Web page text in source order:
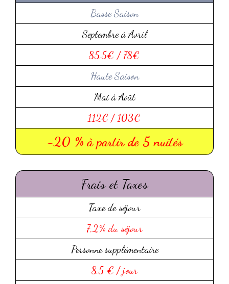
Basse Saison
Septembre à Avril
85,5€ / 78€
Haute Saison
Mai à Août
112€ / 103€
-20 % à partir de 5 nuités
Frais et Taxes
Taxe de séjour
7,2% du séjour
Personne supplémentaire
8,5 € / jour